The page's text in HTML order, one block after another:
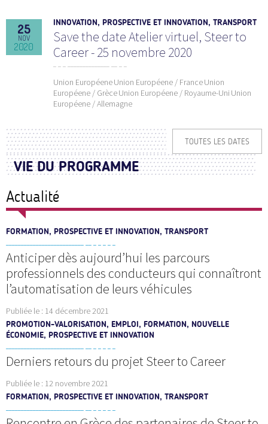
25
NOV
2020
INNOVATION, PROSPECTIVE ET INNOVATION, TRANSPORT
Save the date Atelier virtuel, Steer to
Career - 25 novembre 2020
Union EuropéeneUnion Européene / FranceUnion
Européene / GrèceUnion Européene / Royaume-Uni Union
Européene / Allemagne
TOUTES LES DATES
VIE DU PROGRAMME
Actualité
FORMATION, PROSPECTIVE ET INNOVATION, TRANSPORT
Anticiper dès aujourd’hui les parcours
professionnels des conducteurs qui connaîtront
l’automatisation de leurs véhicules
Publiée le : 14 décembre 2021
PROMOTION-VALORISATION, EMPLOI, FORMATION, NOUVELLE
ÉCONOMIE, PROSPECTIVE ET INNOVATION
Derniers retours du projet Steer to Career
Publiée le : 12 novembre 2021
FORMATION, PROSPECTIVE ET INNOVATION, TRANSPORT